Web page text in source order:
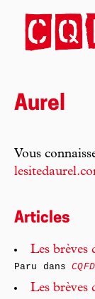
Aurel
Vous
Articles
Les brèves
Paru dansCQFD
Les brèves